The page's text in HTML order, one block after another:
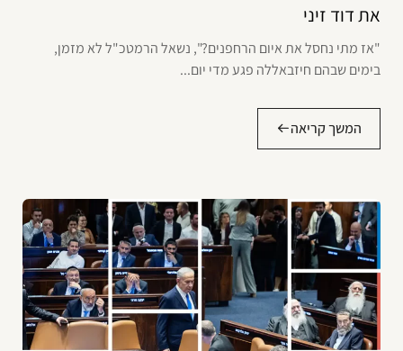
את דוד זיני
"אז מתי נחסל את איום הרחפנים?", נשאל הרמטכ"ל לא מזמן,
בימים שבהם חיזבאללה פגע מדי יום...
המשך קריאה